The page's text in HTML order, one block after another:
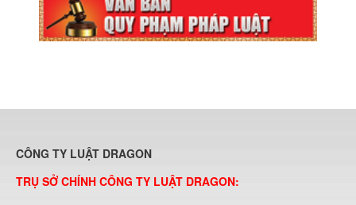
CÔNG TY LUẬT DRAGON
TRỤ SỞ CHÍNH CÔNG TY LUẬT DRAGON: